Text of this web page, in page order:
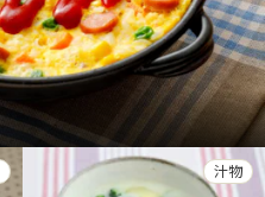
ゴーヤ
汁物